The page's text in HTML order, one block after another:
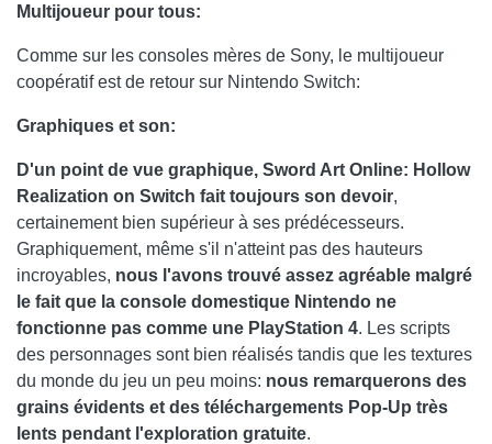
Multijoueur pour tous:
Comme sur les consoles mères de Sony, le multijoueur
coopératif est de retour sur Nintendo Switch:
Graphiques et son:
D'un point de vue graphique, Sword Art Online: Hollow
Realization on Switch fait toujours son devoir,
certainement bien supérieur à ses prédécesseurs.
Graphiquement, même s'il n'atteint pas des hauteurs
incroyables, nous l'avons trouvé assez agréable malgré
le fait que la console domestique Nintendo ne
fonctionne pas comme une PlayStation 4. Les scripts
des personnages sont bien réalisés tandis que les textures
du monde du jeu un peu moins: nous remarquerons des
grains évidents et des téléchargements Pop-Up très
lents pendant l'exploration gratuite.